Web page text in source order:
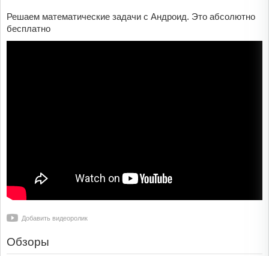
Решаем математические задачи с Андроид. Это абсолютно
бесплатно
Добавить видеоролик
Обзоры